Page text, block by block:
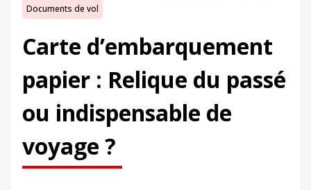
Documents de vol
Carte d’embarquement
papier : Relique du passé
ou indispensable de
voyage ?